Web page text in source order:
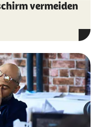
vermeiden